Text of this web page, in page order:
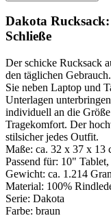
Dakota
Schließe
Der schicke Rucksack
den täglichen
Sie neben Laptop und
Unterlagen
individuell an die Größe
Tragekomfort. Der
stilsicher jedes Outfit.
Maße: ca. 32 x 37 x 13
Passend für: 10"
Gewicht: ca. 1.214
Material: 100%
Serie: Dakota
Farbe: braun